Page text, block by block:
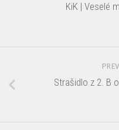
KiK | Veselé
Strašidlo z 2. B